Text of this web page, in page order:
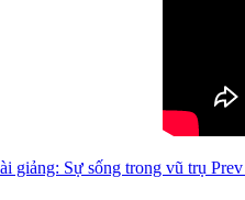
giảng: Sự sống trong vũ trụ Prev